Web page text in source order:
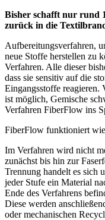
Bisher schafft nur rund
zurück in die
Aufbereitungsverfahren,
neue Stoffe herstellen zu
Verfahren. Alle dieser
dass sie sensitiv auf die
Eingangsstoffe reagieren.
ist möglich, Gemische
Verfahren FiberFlow ins
FiberFlow funktioniert
Im Verfahren wird nicht
zunächst bis hin zur
Trennung handelt es sich
jeder Stufe ein Material
Ende des Verfahrens
Diese werden
oder mechanischen